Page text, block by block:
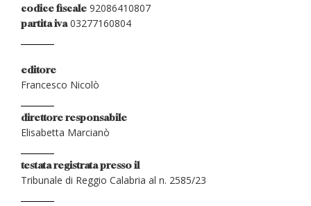
codice fiscale 92086410807
partita iva03277160804
editore
Francesco Nicolò
direttore responsabile
Elisabetta Marcianò
testata registrata presso il
Tribunale di Reggio Calabria al n. 2585/23